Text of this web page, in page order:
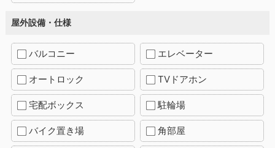
屋外設備・仕様
バルコニー エレベーター
オートロック TVドアホン
宅配ボックス 駐輪場
バイク置き場 角部屋